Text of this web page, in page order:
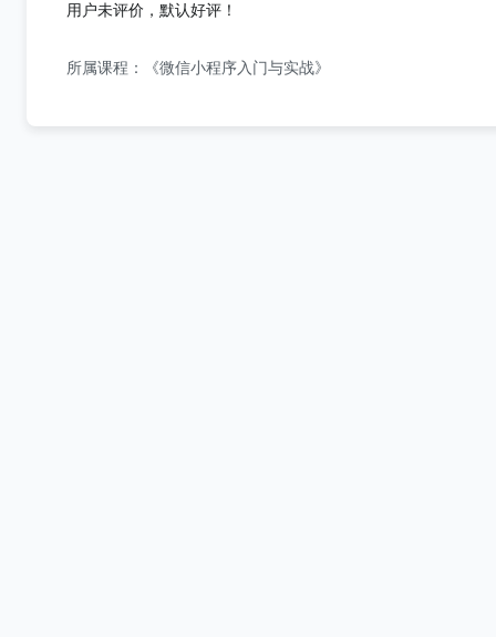
用户未评价，默认好评！
所属课程：《微信小程序入门与实战》